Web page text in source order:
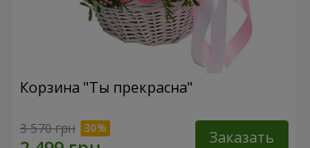
Корзина "Ты прекрасна"
3 570 грн Заказать